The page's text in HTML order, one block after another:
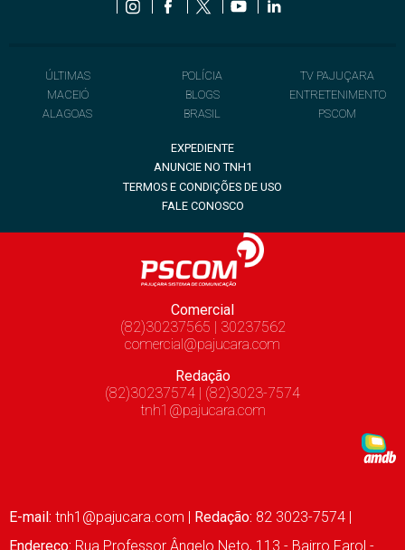
ÚLTIMAS
MACEIÓ
ALAGOAS
POLÍCIA
BLOGS
BRASIL
TV PAJUÇARA
ENTRETENIMENTO
PSCOM
EXPEDIENTE
ANUNCIE NO TNH1
TERMOS E CONDIÇÕES DE USO
FALE CONOSCO
Comercial
(82)30237565 | 30237562
comercial@pajucara.com
Redação
(82)30237574 | (82)3023-7574
tnh1@pajucara.com
E-mail: tnh1@pajucara.com | Redação: 82 3023-7574 |
Endereço: Rua Professor Ângelo Neto, 113 - Bairro Farol -